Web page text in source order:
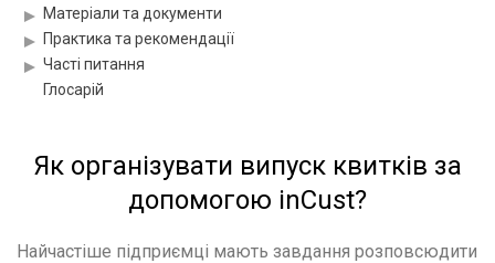
Матеріали та документи
Практика та рекомендації
Часті питання
Глосарій
Як організувати випуск квитків за
допомогою inCust?
Найчастіше підприємці мають завдання розповсюдити